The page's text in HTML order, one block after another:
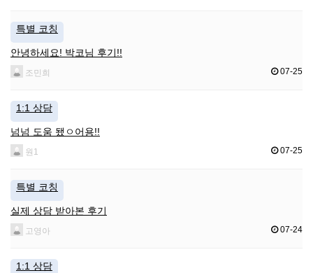
특별 코칭
안녕하세요! 박코님 후기!!
조민희 07-25
1:1 상담
넘넘 도움 됐ㅇ어용!!
원1 07-25
특별 코칭
실제 상담 받아본 후기
고영아 07-24
1:1 상담